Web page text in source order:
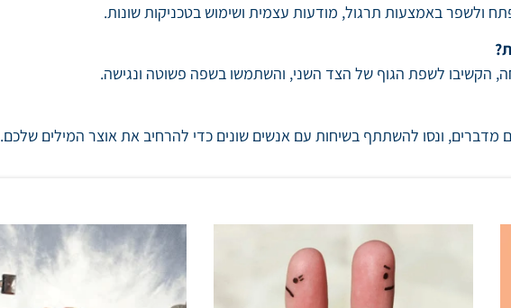
ולשפר באמצעות תרגול, מודעות עצמית ושימוש בטכניקות שונות.
הקשיבו לשפת הגוף של הצד השני, והשתמשו בשפה פשוטה ונגישה.
מדברים, ונסו להשתתף בשיחות עם אנשים שונים כדי להרחיב את אוצר המילים שלכם.